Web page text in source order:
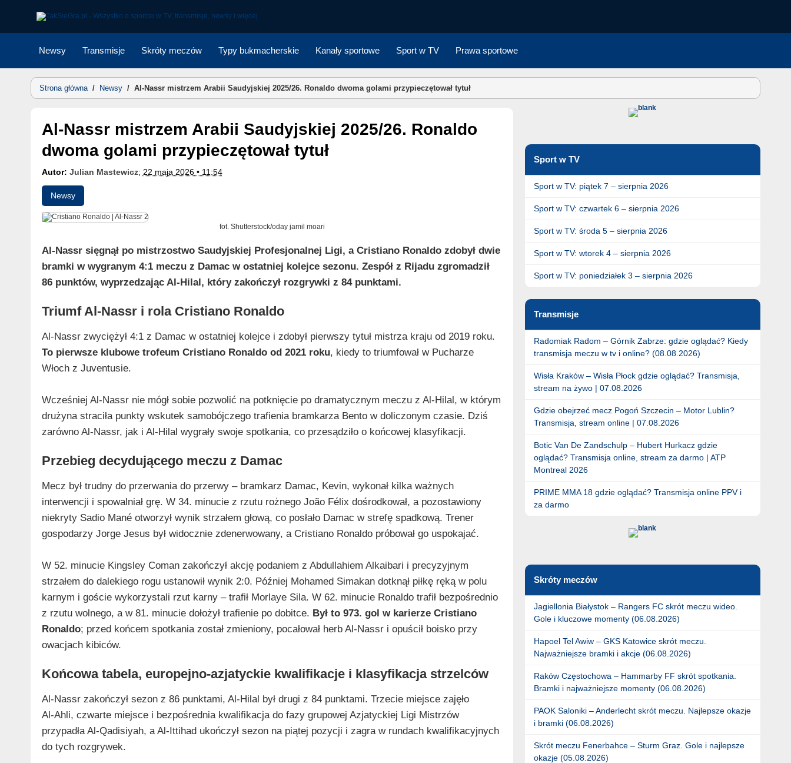
Newsy Transmisje Skróty meczów Typy bukmacherskie Kanały sportowe Sport w TV Prawa sportowe
Strona główna/ Newsy / Al‑Nassr mistrzem Arabii Saudyjskiej 2025/26. Ronaldo dwoma golami przypieczętował tytuł
Al‑Nassr mistrzem Arabii Saudyjskiej 2025/26. Ronaldo
dwoma golami przypieczętował tytuł
Autor: Julian Mastewicz; 22 maja 2026 • 11:54
Newsy
fot. Shutterstock/oday jamil moari
Al‑Nassr sięgnął po mistrzostwo Saudyjskiej Profesjonalnej Ligi, a Cristiano Ronaldo zdobył dwie
bramki w wygranym 4:1 meczu z Damac w ostatniej kolejce sezonu. Zespół z Rijadu zgromadził
86 punktów, wyprzedzając Al‑Hilal, który zakończył rozgrywki z 84 punktami.
Triumf Al‑Nassr i rola Cristiano Ronaldo
Al‑Nassr zwyciężył 4:1 z Damac w ostatniej kolejce i zdobył pierwszy tytuł mistrza kraju od 2019 roku.
To pierwsze klubowe trofeum Cristiano Ronaldo od 2021 roku, kiedy to triumfował w Pucharze
Włoch z Juventusie.
Wcześniej Al‑Nassr nie mógł sobie pozwolić na potknięcie po dramatycznym meczu z Al‑Hilal, w którym
drużyna straciła punkty wskutek samobójczego trafienia bramkarza Bento w doliczonym czasie. Dziś
zarówno Al‑Nassr, jak i Al‑Hilal wygrały swoje spotkania, co przesądziło o końcowej klasyfikacji.
Przebieg decydującego meczu z Damac
Mecz był trudny do przerwania do przerwy – bramkarz Damac, Kevin, wykonał kilka ważnych
interwencji i spowalniał grę. W 34. minucie z rzutu rożnego João Félix dośrodkował, a pozostawiony
niekryty Sadio Mané otworzył wynik strzałem głową, co posłało Damac w strefę spadkową. Trener
gospodarzy Jorge Jesus był widocznie zdenerwowany, a Cristiano Ronaldo próbował go uspokajać.
W 52. minucie Kingsley Coman zakończył akcję podaniem z Abdullahiem Alkaibari i precyzyjnym
strzałem do dalekiego rogu ustanowił wynik 2:0. Później Mohamed Simakan dotknął piłkę ręką w polu
karnym i goście wykorzystali rzut karny – trafił Morlaye Sila. W 62. minucie Ronaldo trafił bezpośrednio
z rzutu wolnego, a w 81. minucie dołożył trafienie po dobitce. Był to 973. gol w karierze Cristiano
Ronaldo; przed końcem spotkania został zmieniony, pocałował herb Al‑Nassr i opuścił boisko przy
owacjach kibiców.
Końcowa tabela, europejno‑azjatyckie kwalifikacje i klasyfikacja strzelców
Al‑Nassr zakończył sezon z 86 punktami, Al‑Hilal był drugi z 84 punktami. Trzecie miejsce zajęło
Al‑Ahli, czwarte miejsce i bezpośrednia kwalifikacja do fazy grupowej Azjatyckiej Ligi Mistrzów
przypadła Al‑Qadisiyah, a Al‑Ittihad ukończył sezon na piątej pozycji i zagra w rundach kwalifikacyjnych
do tych rozgrywek.
Sport w TV
Sport w TV: piątek 7 – sierpnia 2026
Sport w TV: czwartek 6 – sierpnia 2026
Sport w TV: środa 5 – sierpnia 2026
Sport w TV: wtorek 4 – sierpnia 2026
Sport w TV: poniedziałek 3 – sierpnia 2026
Transmisje
Radomiak Radom – Górnik Zabrze: gdzie oglądać? Kiedy
transmisja meczu w tv i online? (08.08.2026)
Wisła Kraków – Wisła Płock gdzie oglądać? Transmisja,
stream na żywo | 07.08.2026
Gdzie obejrzeć mecz Pogoń Szczecin – Motor Lublin?
Transmisja, stream online | 07.08.2026
Botic Van De Zandschulp – Hubert Hurkacz gdzie
oglądać? Transmisja online, stream za darmo | ATP
Montreal 2026
PRIME MMA 18 gdzie oglądać? Transmisja online PPV i
za darmo
Skróty meczów
Jagiellonia Białystok – Rangers FC skrót meczu wideo.
Gole i kluczowe momenty (06.08.2026)
Hapoel Tel Awiw – GKS Katowice skrót meczu.
Najważniejsze bramki i akcje (06.08.2026)
Raków Częstochowa – Hammarby FF skrót spotkania.
Bramki i najważniejsze momenty (06.08.2026)
PAOK Saloniki – Anderlecht skrót meczu. Najlepsze okazje
i bramki (06.08.2026)
Skrót meczu Fenerbahce – Sturm Graz. Gole i najlepsze
okazje (05.08.2026)